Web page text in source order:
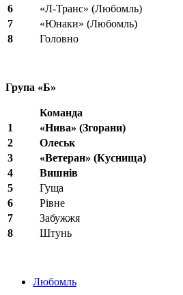
6
«Л-Транс» (Любомль)
7
«Юнаки» (Любомль)
8
Головно
Група «Б»
Команда
1
«Нива» (Згорани)
2
Олеськ
3
«Ветеран» (Куснища)
4
Вишнів
5
Гуща
6
Рівне
7
Забужжя
8
Штунь
Любомль